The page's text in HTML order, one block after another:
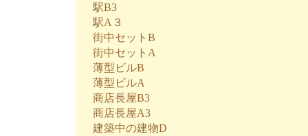
駅B3
駅A３
街中セットB
街中セットA
薄型ビルB
薄型ビルA
商店長屋B3
商店長屋A3
建築中の建物D